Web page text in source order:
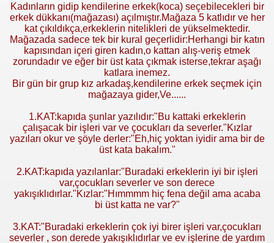
Kadınların gidip kendilerine erkek(koca) seçebilecekleri bir
erkek dükkanı(mağazası) açılmıştır.Mağaza 5 katlıdır ve her
kat çıkıldıkça,erkeklerin nitelikleri de yükselmektedir.
Mağazada sadece tek bir kural geçerlidir:Herhangi bir katın
kapısından içeri giren kadın,o kattan alış-veriş etmek
zorundadır ve eğer bir üst kata çıkmak isterse,tekrar aşağı
katlara inemez.
Bir gün bir grup kız arkadaş,kendilerine erkek seçmek için
mağazaya gider,Ve......
1.KAT:kapıda şunlar yazılıdır:"Bu kattaki erkeklerin
çalışacak bir işleri var ve çocukları da severler."Kızlar
yazıları okur ve şöyle derler:"Eh,hiç yoktan iyidir ama bir de
üst kata bakalım."
2.KAT:kapıda yazılanlar:"Buradaki erkeklerin iyi bir işleri
var,çocukları severler ve son derece
yakışıklıdırlar."Kızlar:"Hımmmm hiç fena değil ama acaba
bi üst katta ne var?"
3.KAT:"Buradaki erkeklerin çok iyi birer işleri var,çocukları
severler , son derede yakışıklıdırlar ve ev işlerine de yardım